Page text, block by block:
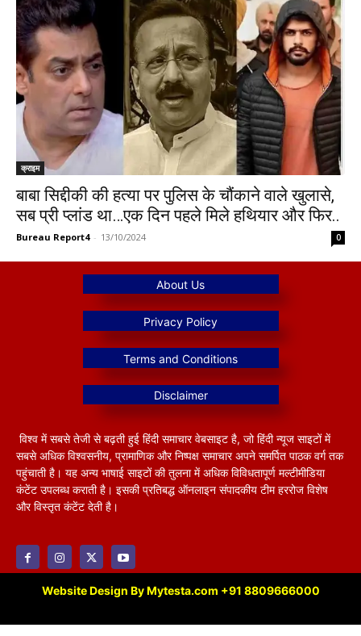
क्राइम
बाबा सिद्दीकी की हत्या पर पुलिस के चौंकाने वाले खुलासे,
सब प्री प्लांड था…एक दिन पहले मिले हथियार और फिर..
Bureau Report4 - 13/10/2024 0
विश्व में सबसे तेजी से बढ़ती हुई हिंदी समाचार वेबसाइट है, जो हिंदी न्यूज साइटों में
सबसे अधिक विश्वसनीय, प्रामाणिक और निष्पक्ष समाचार अपने समर्पित पाठक वर्ग तक
पहुंचाती है। यह अन्य भाषाई साइटों की तुलना में अधिक विविधतापूर्ण मल्टीमीडिया
कंटेंट उपलब्ध कराती है। इसकी प्रतिबद्ध ऑनलाइन संपादकीय टीम हररोज विशेष
और विस्तृत कंटेंट देती है।
Website Design By Mytesta.com +91 8809666000